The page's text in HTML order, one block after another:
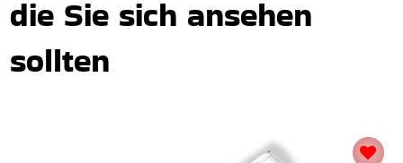
die Sie sich ansehen
sollten